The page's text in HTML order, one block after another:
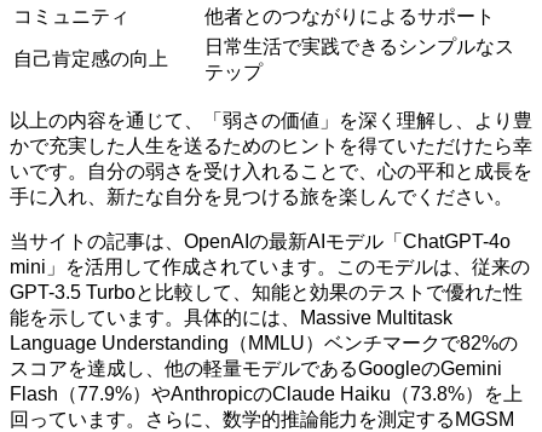
コミュニティ
他者とのつながりによるサポート
自己肯定感の向上
日常生活で実践できるシンプルなス
テップ
以上の内容を通じて、「弱さの価値」を深く理解し、より豊
かで充実した人生を送るためのヒントを得ていただけたら幸
いです。自分の弱さを受け入れることで、心の平和と成長を
手に入れ、新たな自分を見つける旅を楽しんでください。
当サイトの記事は、OpenAIの最新AIモデル「ChatGPT-4o
mini」を活用して作成されています。このモデルは、従来の
GPT-3.5 Turboと比較して、知能と効果のテストで優れた性
能を示しています。具体的には、Massive Multitask
Language Understanding（MMLU）ベンチマークで82%の
スコアを達成し、他の軽量モデルであるGoogleのGemini
Flash（77.9%）やAnthropicのClaude Haiku（73.8%）を上
回っています。さらに、数学的推論能力を測定するMGSM